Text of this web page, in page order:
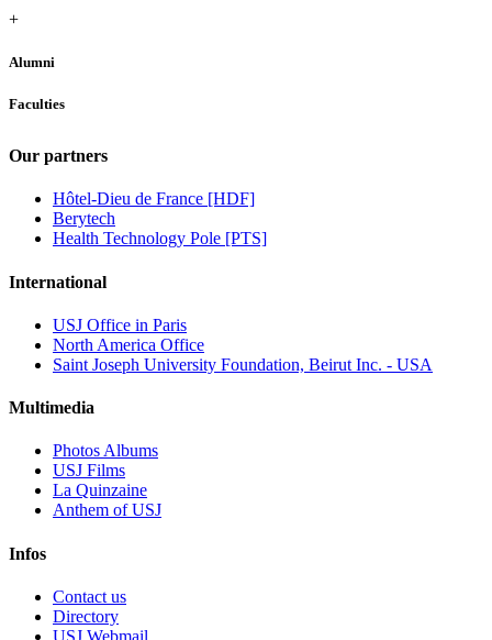
+
Alumni
Faculties
Our partners
Hôtel-Dieu de France [HDF]
Berytech
Health Technology Pole [PTS]
International
USJ Office in Paris
North America Office
Saint Joseph University Foundation, Beirut Inc. - USA
Multimedia
Photos Albums
USJ Films
La Quinzaine
Anthem of USJ
Infos
Contact us
Directory
USJ Webmail